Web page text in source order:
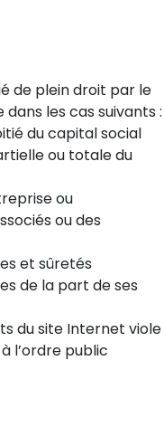
de plein droit par le
les cas suivants :
du capital social
ou totale du
ou
ou des
et sûretés
de la part de ses
du site Internet viole
l’ordre public